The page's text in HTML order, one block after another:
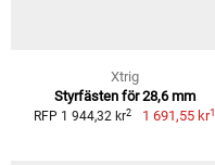
Xtrig
Styrfästen för 28,6 mm
RFP 1 944,32 kr2 1 691,55 kr1